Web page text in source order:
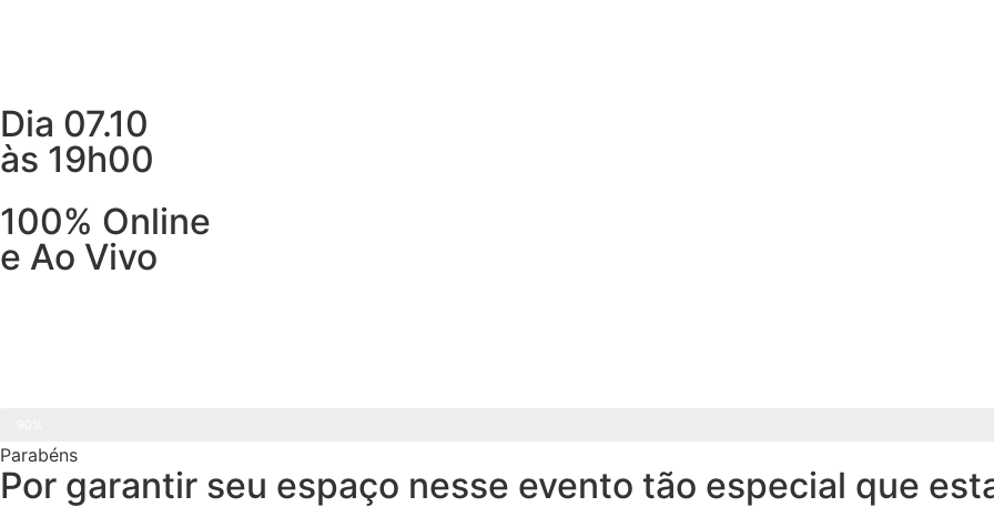
Dia 07.10
às 19h00
100% Online
e Ao Vivo
Parabéns
Por garantir seu espaço nesse evento tão especial que